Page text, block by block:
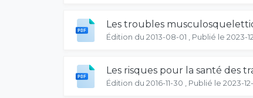
Les troubles
Édition du 2013-08-01 , Publié le 2023-
Les risques pour la santé des
Édition du 2016-11-30 , Publié le 2023-